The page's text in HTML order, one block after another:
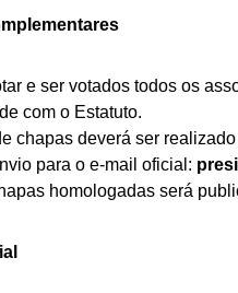
e ser votados todos os
com o Estatuto.
chapas deverá ser
para o e-mail oficial:
homologadas será